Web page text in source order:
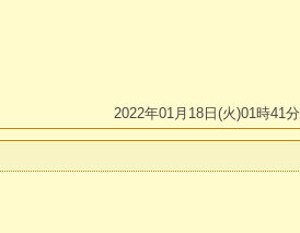
2022年01月18日(火)01時41分